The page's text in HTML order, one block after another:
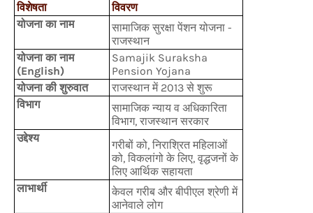
विशेषता
विवरण
योजना का नाम
सामाजिक सुरक्षा पेंशन योजना -
राजस्थान
योजना का नाम
(English)
Samajik Suraksha
Pension Yojana
योजना की शुरुवात
राजस्थान में 2013 से शुरू
विभाग
सामाजिक न्याय व अधिकारिता
विभाग, राजस्थान सरकार
उद्देश्य
गरीबों को, निराश्रित महिलाओं
को, विकलांगो के लिए, वृद्धजनों के
लिए आर्थिक सहायता
लाभार्थी
केवल गरीब और बीपीएल श्रेणी में
आनेवाले लोग